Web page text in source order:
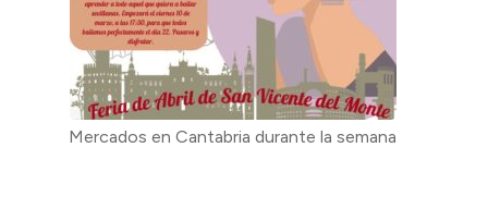
Mercados en Cantabria durante la semana